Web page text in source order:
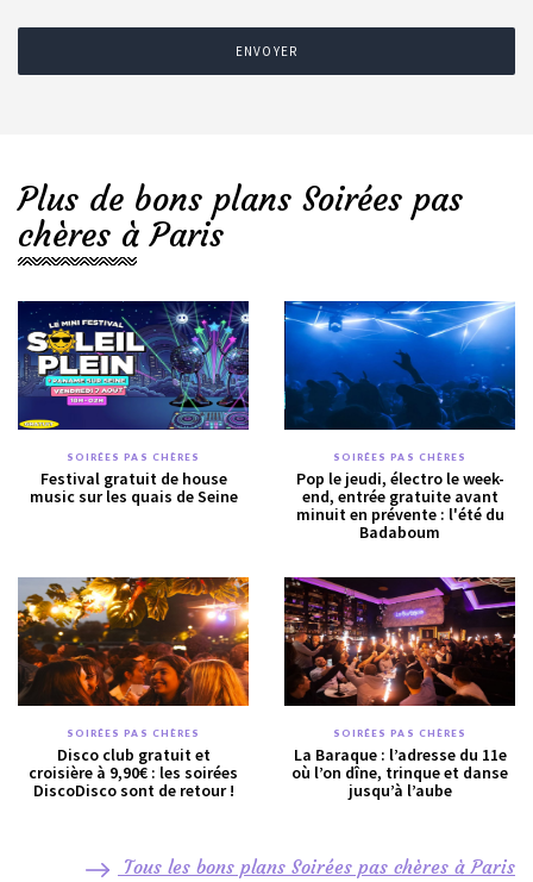
ENVOYER
Plus de bons plans Soirées pas
chères à Paris
SOIRÉES PAS CHÈRES
Festival gratuit de house
music sur les quais de Seine
SOIRÉES PAS CHÈRES
Pop le jeudi, électro le week-
end, entrée gratuite avant
minuit en prévente : l'été du
Badaboum
SOIRÉES PAS CHÈRES
Disco club gratuit et
croisière à 9,90€ : les soirées
DiscoDisco sont de retour !
SOIRÉES PAS CHÈRES
La Baraque : l’adresse du 11e
où l’on dîne, trinque et danse
jusqu’à l’aube
Tous les bons plans Soirées pas chères à Paris